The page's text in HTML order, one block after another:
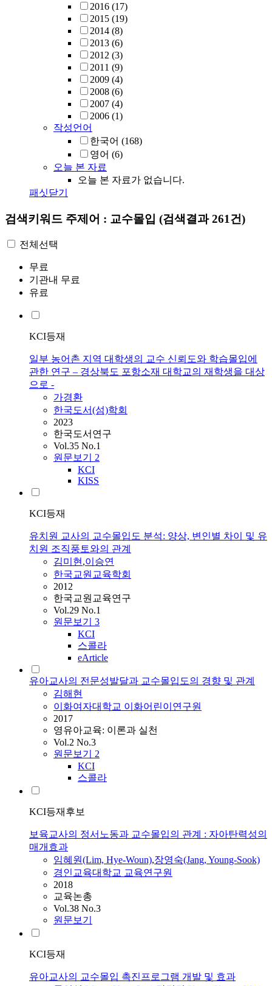
2016 (17)
2015 (19)
2014 (8)
2013 (6)
2012 (3)
2011 (9)
2009 (4)
2008 (6)
2007 (4)
2006 (1)
작성언어
한국어 (168)
영어 (6)
오늘 본 자료
오늘 본 자료가 없습니다.
패싯닫기
검색키워드 주제어 : 교수몰입 (검색결과 261건)
전체선택
무료
기관내 무료
유료
KCI등재
일부 농어촌 지역 대학생의 교수 신뢰도와 학습몰입에
관한 연구 – 경상북도 포항소재 대학교의 재학생을 대상
으로 -
가경환
한국도서(섬)학회
2023
한국도서연구
Vol.35 No.1
원문보기 2
KCI
KISS
KCI등재
유치원 교사의 교수몰입도 분석: 양상, 변인별 차이 및 유
치원 조직풍토와의 관계
김미현,이승연
한국교원교육학회
2012
한국교원교육연구
Vol.29 No.1
원문보기 3
KCI
스콜라
eArticle
유아교사의 전문성발달과 교수몰입도의 경향 및 관계
김해현
이화여자대학교 이화어린이연구원
2017
영유아교육: 이론과 실천
Vol.2 No.3
원문보기 2
KCI
스콜라
KCI등재후보
보육교사의 정서노동과 교수몰입의 관계 : 자아탄력성의
매개효과
임혜원(Lim, Hye-Woun),장영숙(Jang, Young-Sook)
경인교육대학교 교육연구원
2018
교육논총
Vol.38 No.3
원문보기
KCI등재
유아교사의 교수몰입 촉진프로그램 개발 및 효과